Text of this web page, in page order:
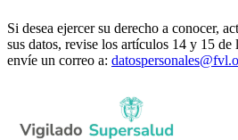
Si desea ejercer su derecho a conocer,
sus datos, revise los artículos 14 y 15
envíe un correo a: